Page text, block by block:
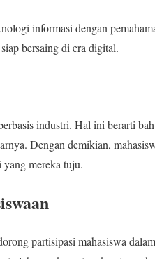
informasi dengan
bersaing di era digital.
industri. Hal ini berarti
Dengan demikian,
mereka tuju.
partisipasi mahasiswa